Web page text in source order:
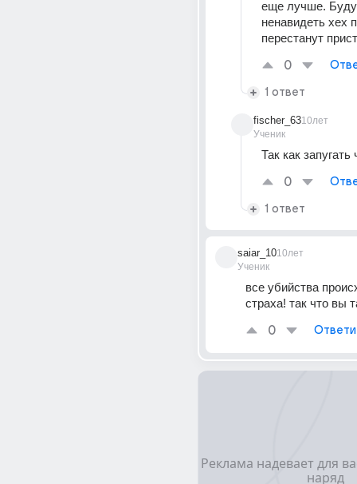
еще лучше.
ненавидеть хех
перестанут
0
1 ответ
fischer_63
Ученик
10лет
Так как запугать
0
1 ответ
saiar_10
Ученик
10лет
все убийства
страха! так что вы
0